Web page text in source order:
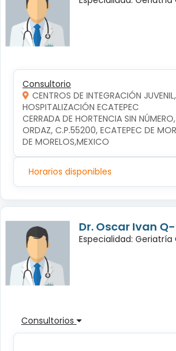
Consultorio
CENTROS DE INTEGRACIÓN
HOSPITALIZACIÓN ECATEPEC
CERRADA DE HORTENCIA SIN
ORDAZ, C.P.55200, ECATEPEC DE
DE MORELOS,MEXICO
Horarios disponibles
Dr. Oscar Ivan
Especialidad: Geriatría
Consultorios